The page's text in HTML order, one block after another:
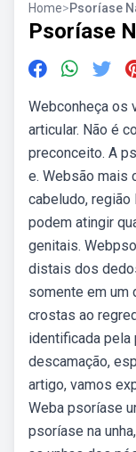
Home>Psoríase
Psoríase
Webconheça os
articular. Não é
preconceito. A
e. Websão mais
cabeludo,
podem atingir
genitais.
distais dos
somente em um
crostas ao
identificada pela
descamação,
artigo, vamos
Weba psoríase
psoríase na